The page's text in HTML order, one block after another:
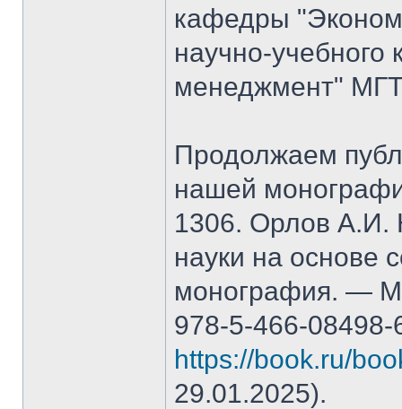
кафедры
научно-
менеджмент"
Продолжаем
нашей
1306. Орлов А.И.
науки на основе
монография. —
978-5-466-
https://book.ru/
29.01.2025).